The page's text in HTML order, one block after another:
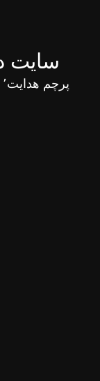
سایت
پرچم هدایت٬ دریچه ای برای شناخت حق از باطل